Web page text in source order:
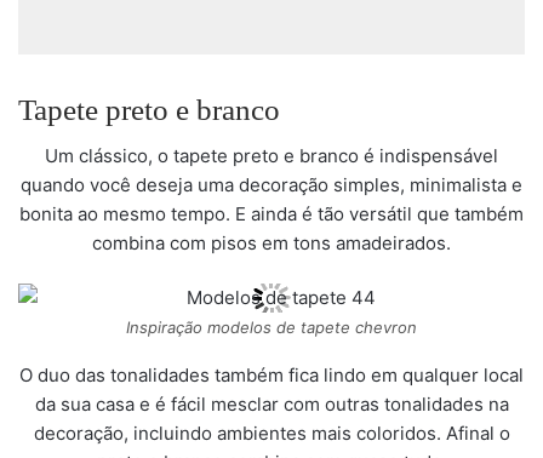
Tapete preto e branco
Um clássico, o tapete preto e branco é indispensável
quando você deseja uma decoração simples, minimalista e
bonita ao mesmo tempo. E ainda é tão versátil que também
combina com pisos em tons amadeirados.
Inspiração modelos de tapete chevron
O duo das tonalidades também fica lindo em qualquer local
da sua casa e é fácil mesclar com outras tonalidades na
decoração, incluindo ambientes mais coloridos. Afinal o